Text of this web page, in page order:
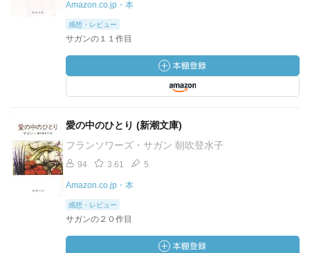
Amazon.co.jp・本
感想・レビュー
サガンの１１作目
愛の中のひとり (新潮文庫)
フランソワーズ・サガン 朝吹登水子
94 3.61 5
Amazon.co.jp・本
感想・レビュー
サガンの２０作目